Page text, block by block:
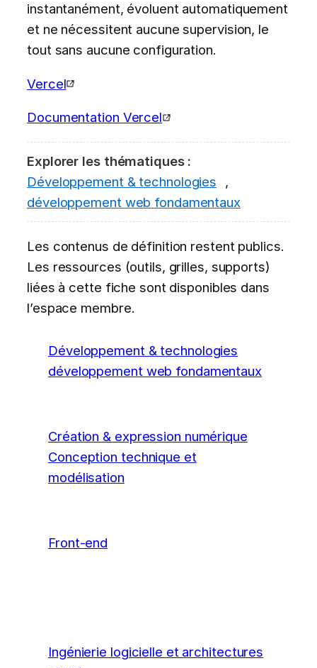
instantanément, évoluent automatiquement
et ne nécessitent aucune supervision, le
tout sans aucune configuration.
Vercel
Documentation Vercel
Explorer les thématiques :
Développement & technologies
,
développement web fondamentaux
Les contenus de définition restent publics.
Les ressources (outils, grilles, supports)
liées à cette fiche sont disponibles dans
l’espace membre.
Développement & technologies
développement web fondamentaux
Création & expression numérique
Conception technique et
modélisation
Front-end
Ingénierie logicielle et architectures